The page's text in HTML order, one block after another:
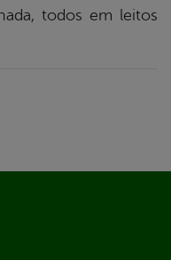
todos em leitos